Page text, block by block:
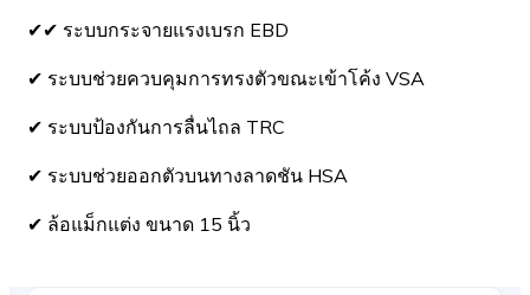
✔✔ ระบบกระจายแรงเบรก EBD
✔ ระบบช่วยควบคุมการทรงตัวขณะเข้าโค้ง VSA
✔ ระบบป้องกันการลื่นไถล TRC
✔ ระบบช่วยออกตัวบนทางลาดชัน HSA
✔ ล้อแม็กแต่ง ขนาด 15 นิ้ว